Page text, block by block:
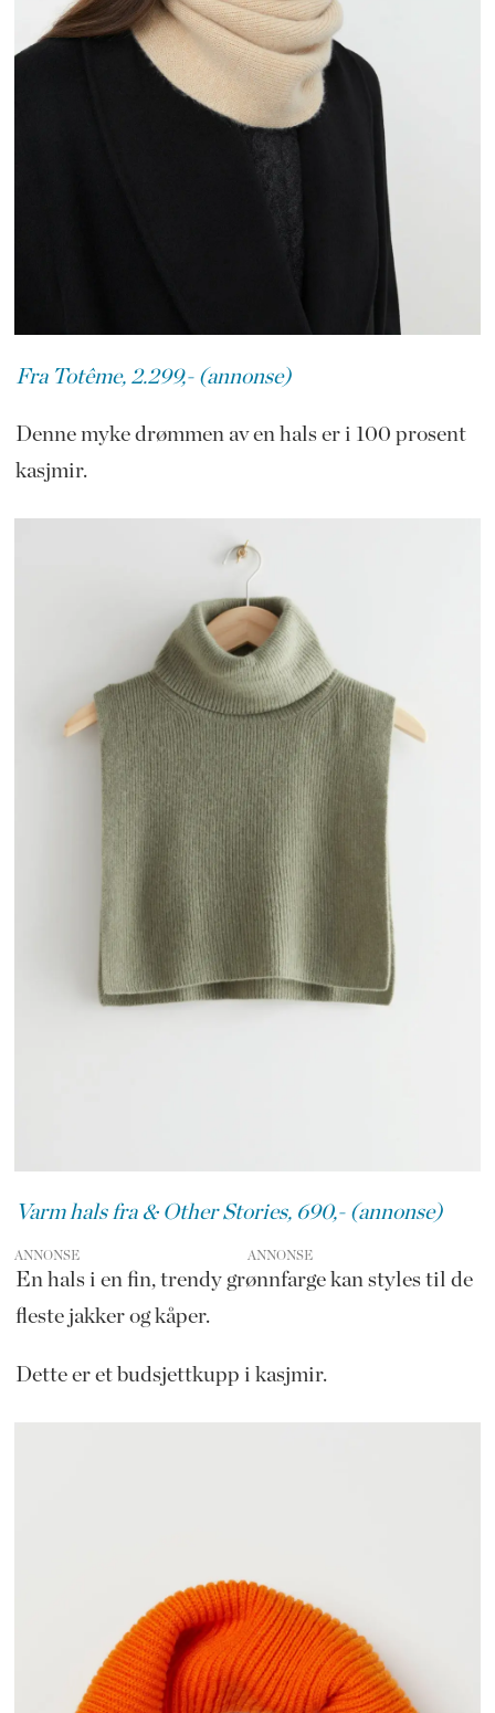
Fra Totême, 2.299,- (annonse)
Denne myke drømmen av en hals er i 100 prosent
kasjmir.
Varm hals fra & Other Stories, 690,- (annonse)
ANNONSE
En hals i en fin, trendy grønnfarge kan styles til de
fleste jakker og kåper.
Dette er et budsjettkupp i kasjmir.